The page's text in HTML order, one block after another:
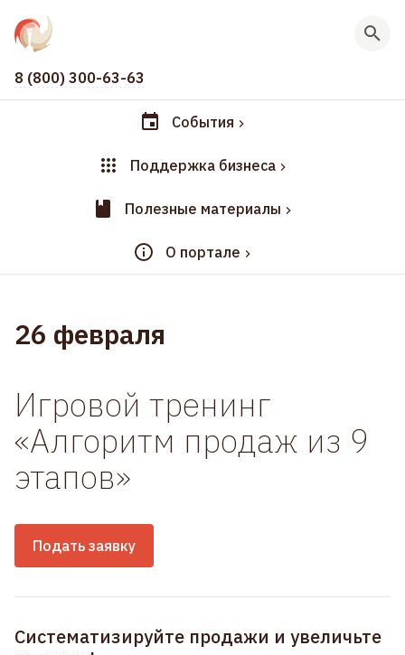
8 (800) 300-63-63
События
Поддержка бизнеса
Полезные материалы
О портале
26 февраля
Игровой тренинг
«Алгоритм продаж из 9
этапов»
Подать заявку
Систематизируйте продажи и увеличьте